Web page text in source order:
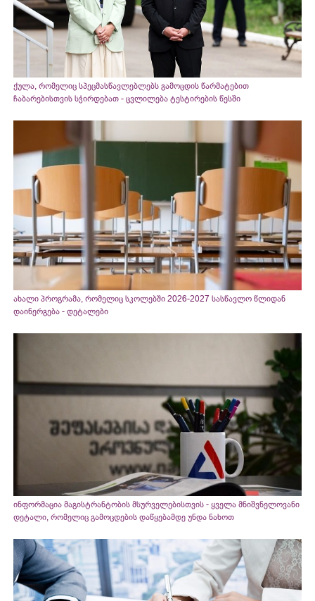
ქულა, რომელიც სპეცმასწავლებლებს გამოცდის წარმატებით
ჩაბარებისთვის სჭირდებათ - ცვლილება ტესტირების წესში
ახალი პროგრამა, რომელიც სკოლებში 2026-2027 სასწავლო წლიდან
დაინერგება - დეტალები
ინფორმაცია მაგისტრანტობის მსურველებისთვის - ყველა მნიშვნელოვანი
დეტალი, რომელიც გამოცდების დაწყებამდე უნდა ნახოთ